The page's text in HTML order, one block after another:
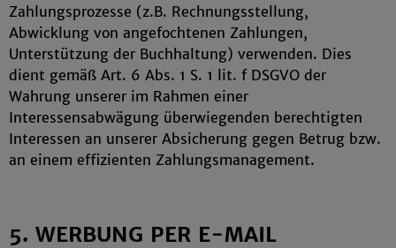
Zahlungsprozesse (z.B. Rechnungsstellung,
Abwicklung von angefochtenen Zahlungen,
Unterstützung der Buchhaltung) verwenden. Dies
dient gemäß Art. 6 Abs. 1 S. 1 lit. f DSGVO der
Wahrung unserer im Rahmen einer
Interessensabwägung überwiegenden berechtigten
Interessen an unserer Absicherung gegen Betrug bzw.
an einem effizienten Zahlungsmanagement.
5. WERBUNG PER E-MAIL